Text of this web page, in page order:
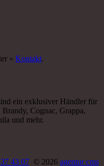
» Kontakt.
ein exklusiver Händler für
Cognac, Grappa,
und mehr.
43 07 © 2026 agentur cms